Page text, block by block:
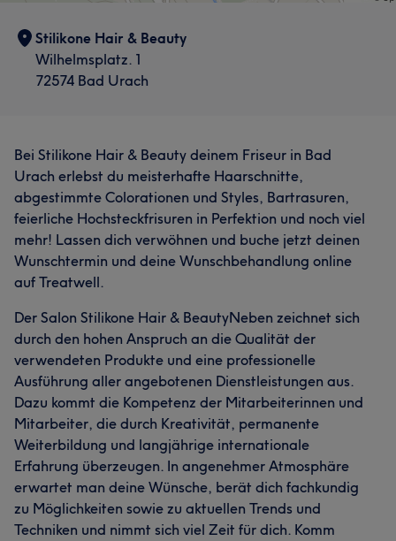
Herausforderung an und absolvierte nebenher in 1,5
Jahren die Meisterschule, während ich Vollzeit im Salon
arbeitete. Es war hart, aber ich habe es geschafft. Mit
führte ich meinen ersten eigenen Salon in Oberndorf am
Neckar. 2014 zog es mich aus Liebe nach Bad Urach –
und hier eröffnete ich im August desselben Jahres
meinen neuen Salon, in dem ich bis heute mit
Leidenschaft arbeite. Ich liebe meinen Beruf und freue
mich, meine Kundinnen und Kunden täglich mit meinem
Team verschönern zu dürfen 💖 Mein Ziel war nie,
Menschen, die wir mit Zeit, Liebe zum Detail und einem
ganzheitlichen Beauty-Erlebnis verwöhnen dürfen. Von
Haarstyling über Nägel bis hin zu Fashion – bei uns
bekommst du alles an einem Ort. Individuell. Stilvoll.
Und mit Herz 💖
Services
Nägel Körper Friseur Gesicht
Massage Haarentfernung
Stilikone Hair & Beauty
Wilhelmsplatz. 1
72574 Bad Urach
Bei Stilikone Hair & Beauty deinem Friseur in Bad
Urach erlebst du meisterhafte Haarschnitte,
abgestimmte Colorationen und Styles, Bartrasuren,
feierliche Hochsteckfrisuren in Perfektion und noch viel
mehr! Lassen dich verwöhnen und buche jetzt deinen
Wunschtermin und deine Wunschbehandlung online
auf Treatwell.
Der Salon Stilikone Hair & BeautyNeben zeichnet sich
durch den hohen Anspruch an die Qualität der
verwendeten Produkte und eine professionelle
Ausführung aller angebotenen Dienstleistungen aus.
Dazu kommt die Kompetenz der Mitarbeiterinnen und
Mitarbeiter, die durch Kreativität, permanente
Weiterbildung und langjährige internationale
Erfahrung überzeugen. In angenehmer Atmosphäre
erwartet man deine Wünsche, berät dich fachkundig
zu Möglichkeiten sowie zu aktuellen Trends und
Techniken und nimmt sich viel Zeit für dich. Komm